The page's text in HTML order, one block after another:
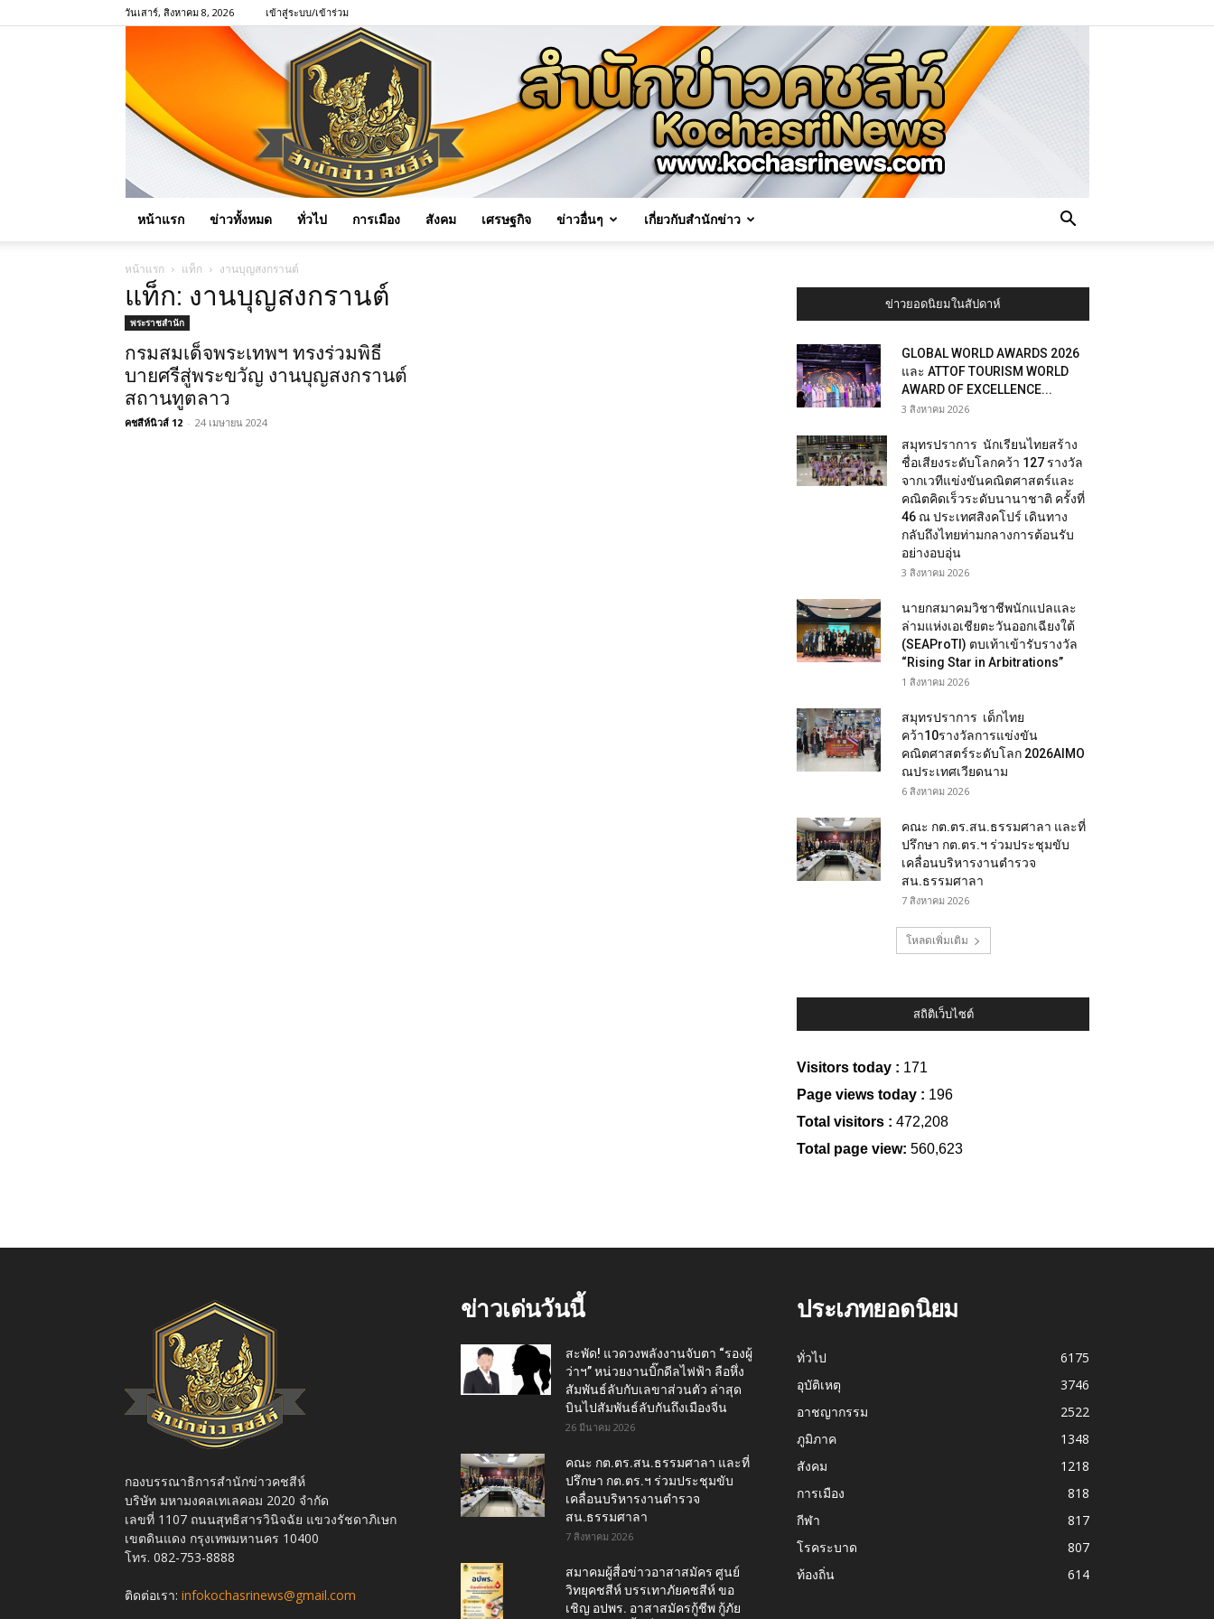
วันเสาร์, สิงหาคม 8, 2026 เข้าสู่ระบบ/เข้าร่วม
หน้าแรก ข่าวทั้งหมด ทั่วไป การเมือง สังคม เศรษฐกิจ ข่าวอื่นๆ เกี่ยวกับสำนักข่าว
หน้าแรก แท็ก งานบุญสงกรานต์
แท็ก: งานบุญสงกรานต์
พระราชสำนัก
กรมสมเด็จพระเทพฯ ทรงร่วมพิธี
บายศรีสู่พระขวัญ งานบุญสงกรานต์
สถานทูตลาว
คชสีห์นิวส์ 12 - 24 เมษายน 2024
ข่าวยอดนิยมในสัปดาห์
GLOBAL WORLD AWARDS 2026
และ ATTOF TOURISM WORLD
AWARD OF EXCELLENCE...
3 สิงหาคม 2026
สมุทรปราการ นักเรียนไทยสร้าง
ชื่อเสียงระดับโลกคว้า 127 รางวัล
จากเวทีแข่งขันคณิตศาสตร์และ
คณิตคิดเร็วระดับนานาชาติ ครั้งที่
46 ณ ประเทศสิงคโปร์ เดินทาง
กลับถึงไทยท่ามกลางการต้อนรับ
อย่างอบอุ่น
3 สิงหาคม 2026
นายกสมาคมวิชาชีพนักแปลและ
ล่ามแห่งเอเชียตะวันออกเฉียงใต้
(SEAProTI) ตบเท้าเข้ารับรางวัล
“Rising Star in Arbitrations”
1 สิงหาคม 2026
สมุทรปราการ เด็กไทย
คว้า10รางวัลการแข่งขัน
คณิตศาสตร์ระดับโลก 2026AIMO
ณประเทศเวียดนาม
6 สิงหาคม 2026
คณะ กต.ตร.สน.ธรรมศาลา และที่
ปรึกษา กต.ตร.ฯ ร่วมประชุมขับ
เคลื่อนบริหารงานตำรวจ
สน.ธรรมศาลา
7 สิงหาคม 2026
โหลดเพิ่มเติม
สถิติเว็บไซต์
Visitors today : 171
Page views today : 196
Total visitors : 472,208
Total page view: 560,623
กองบรรณาธิการสำนักข่าวคชสีห์
บริษัท มหามงคลเทเลคอม 2020 จำกัด
เลขที่ 1107 ถนนสุทธิสารวินิจฉัย แขวงรัชดาภิเษก
เขตดินแดง กรุงเทพมหานคร 10400
โทร. 082-753-8888
ติดต่อเรา: infokochasrinews@gmail.com
ข่าวเด่นวันนี้
สะพัด! แวดวงพลังงานจับตา “รองผู้
ว่าฯ” หน่วยงานบิ๊กดีลไฟฟ้า ลือหึ่ง
สัมพันธ์ลับกับเลขาส่วนตัว ล่าสุด
บินไปสัมพันธ์ลับกันถึงเมืองจีน
26 มีนาคม 2026
คณะ กต.ตร.สน.ธรรมศาลา และที่
ปรึกษา กต.ตร.ฯ ร่วมประชุมขับ
เคลื่อนบริหารงานตำรวจ
สน.ธรรมศาลา
7 สิงหาคม 2026
สมาคมผู้สื่อข่าวอาสาสมัคร ศูนย์
วิทยุคชสีห์ บรรเทาภัยคชสีห์ ขอ
เชิญ อปพร. อาสาสมัครกู้ชีพ กู้ภัย
ประเภทยอดนิยม
ทั่วไป
6175
อุบัติเหตุ
3746
อาชญากรรม
2522
ภูมิภาค
1348
สังคม
1218
การเมือง
818
กีฬา
817
โรคระบาด
807
ท้องถิ่น
614